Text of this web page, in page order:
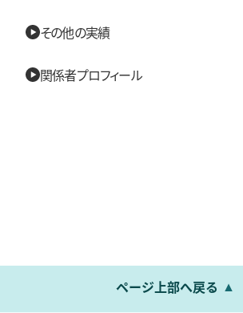
その他の実績
関係者プロフィール
ページ上部へ戻る